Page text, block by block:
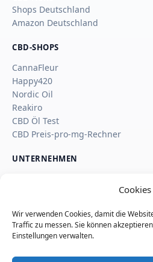
Cookies
Wir verwenden Cookies, damit die
Traffic zu messen. Sie können
Einstellungen verwalten.
Shops Deutschland
Amazon Deutschland
CBD-SHOPS
CannaFleur
Happy420
Nordic Oil
Reakiro
CBD Öl Test
CBD Preis-pro-mg-Rechner
UNTERNEHMEN
Affiliate-Hinweis
Wie SaveSleuth Geld verdient
Datenschutz